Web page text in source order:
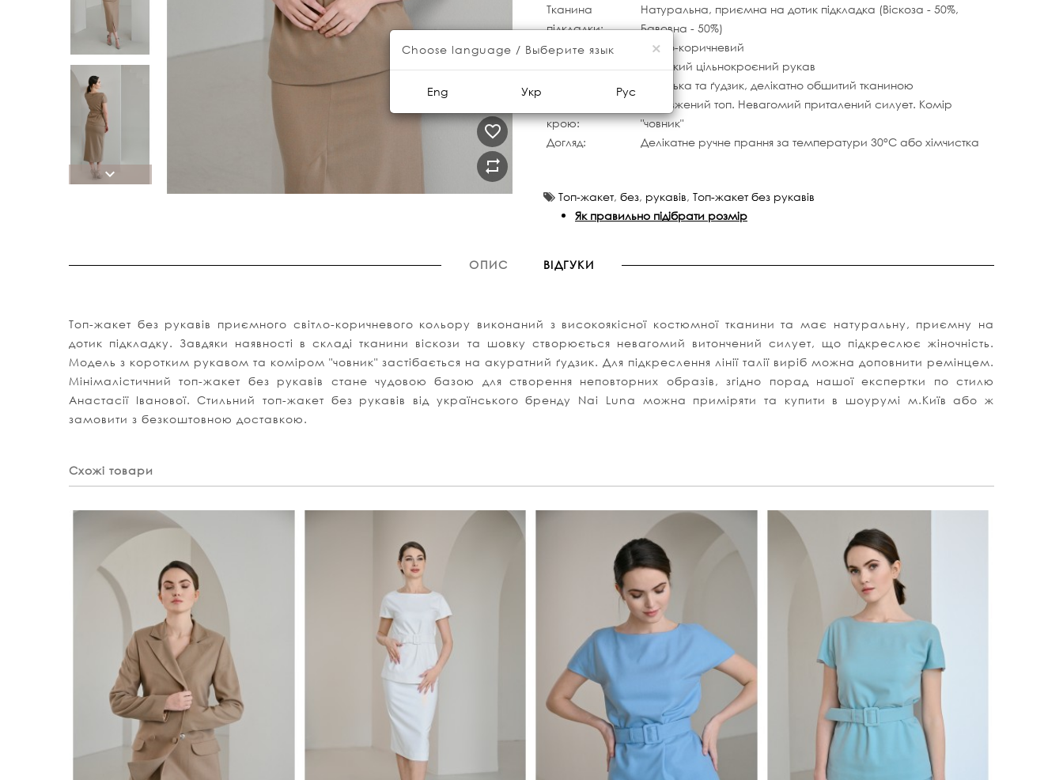
Тканина
підкладки:
Натуральна, приємна на дотик підкладка (Віскоза - 50%,
Бавовна - 50%)
Колір:
Світло-коричневий
Рукав:
Короткий цільнокроєний рукав
Вид застібки:
Петелька та ґудзик, делікатно обшитий тканиною
крою:
Подовжений топ. Невагомий приталений силует. Комір
"човник"
Догляд:
Делікатне ручне прання за температури 30°C або хімчистка
Топ-жакет, без, рукавів, Топ-жакет без рукавів
Як правильно підібрати розмір
ОПИС ВІДГУКИ
Топ-жакет без рукавів приємного світло-коричневого кольору виконаний з високоякісної костюмної тканини та має натуральну, приємну на
дотик підкладку. Завдяки наявності в складі тканини віскози та шовку створюється невагомий витончений силует, що підкреслює жіночність.
Модель з коротким рукавом та коміром "човник" застібається на акуратний ґудзик. Для підкреслення лінії талії виріб можна доповнити ремінцем.
Мінімалістичний топ-жакет без рукавів стане чудовою базою для створення неповторних образів, згідно порад нашої експертки по стилю
Анастасії Іванової. Стильний топ-жакет без рукавів від українського бренду Nai Luna можна приміряти та купити в шоурумі м.Київ або ж
замовити з безкоштовною доставкою.
Схожі товари
×
Choose language / Выберите язык
Eng Укр Рус